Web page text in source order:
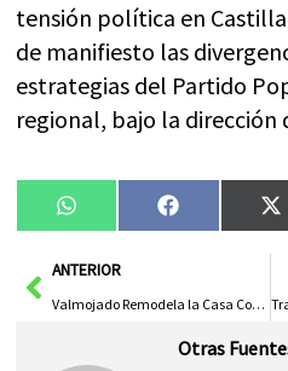
tensión política en
de manifiesto las
estrategias del Partido
regional, bajo la dirección
Compartir
en
WhatsAppCompartir
en
FacebookX
AntANTERIOR
Valmojado Remodela la Casa Consistorial con Apoyo de la Diputación de Toledo
Otras